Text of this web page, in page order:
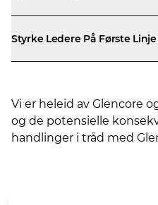
Styrke Ledere På Første Linje
Vi er heleid av Glencore
og de potensielle
handlinger i tråd med